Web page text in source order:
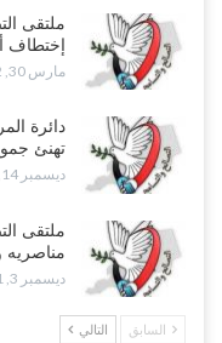
ملتقى
إختطاف
مارس 30, 2022
دائرة
تهنئ
ديسمبر 14, 2021
ملتقى
مناصريه
ديسمبر 3, 2021
السابق التالي